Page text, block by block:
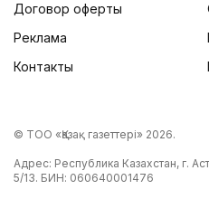
Договор оферты
Реклама
Контакты
© ТОО «Қазақ газеттері» 2026.
Адрес: Республика Казахстан, г.
5/13. БИН: 060640001476